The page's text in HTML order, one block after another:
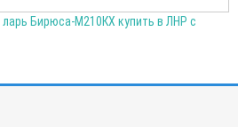
Бирюса-М210КХ купить в ЛНР с